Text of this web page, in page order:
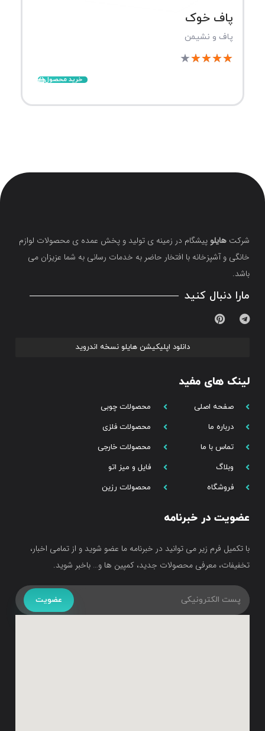
پاف خوک
پاف و نشیمن
★
★
★
★
★
خرید محصول
شرکت هایلو پیشگام در زمینه ی تولید و پخش عمده ی محصولات لوازم
خانگی و آشپزخانه با افتخار حاضر به خدمات رسانی به شما عزیزان می
باشد.
مارا دنبال کنید
دانلود اپلیکیشن هایلو نسخه اندروید
لینک های مفید
صفحه اصلی
درباره ما
تماس با ما
وبلاگ
فروشگاه
محصولات چوبی
محصولات فلزی
محصولات خارجی
فایل و میز اتو
محصولات رزین
عضویت در خبرنامه
با تکمیل فرم زیر می توانید در خبرنامه ما عضو شوید و از تمامی اخبار،
تخفیفات، معرفی محصولات جدید، کمپین ها و… باخبر شوید.
عضویت